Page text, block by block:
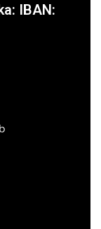
IBAN: